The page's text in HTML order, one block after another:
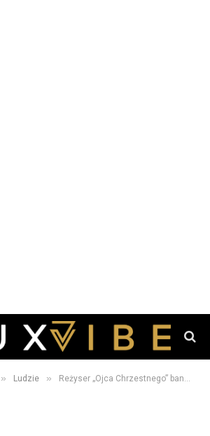
» Ludzie » Reżyser „Ojca Chrzestnego” bankrutem? Musiał sprzedać swój skarb!